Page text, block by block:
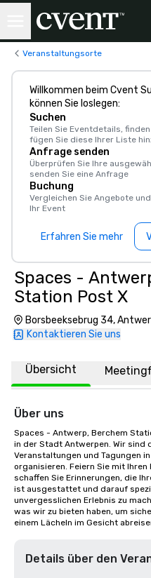
Veranstaltungsorte
Willkommen beim Cvent
können Sie loslegen:
Suchen
Teilen Sie Eventdetails,
fügen Sie diese Ihrer Liste
Anfrage senden
Überprüfen Sie Ihre
senden Sie eine Anfrage
Buchung
Vergleichen Sie Angebote
Ihr Event
Erfahren Sie mehr
Spaces -
Station Post X
Borsbeeksebrug 34,
Kontaktieren Sie uns
Übersicht
Über uns
Spaces - Antwerp, Berchem
in der Stadt Antwerpen. Wir
Veranstaltungen und Tagungen
organisieren. Feiern Sie mit
schaffen Sie Erinnerungen, die
ist ausgestattet und darauf
unvergesslichen Erlebnis zu
was wir zu bieten haben, um
einem Lächeln im Gesicht
Details über den